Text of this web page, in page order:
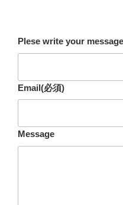
Plese write your
Email(必須)
Message